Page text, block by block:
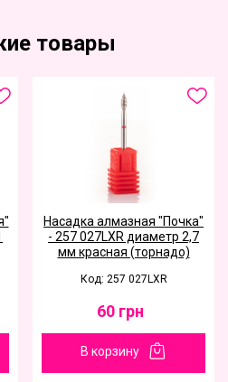
товары
Насадка алмазная "Почка"
- 257 027LXR диаметр 2,7
мм красная (торнадо)
Код: 257 027LXR
60 грн
В корзину